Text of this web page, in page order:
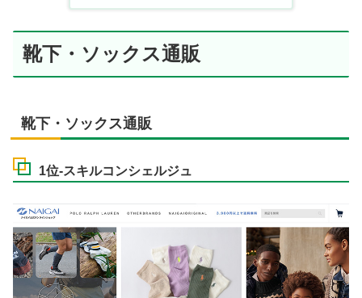
靴下・ソックス通販
靴下・ソックス通販
1位-スキルコンシェルジュ